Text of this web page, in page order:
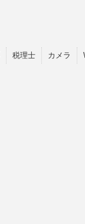
税理士 カメラ